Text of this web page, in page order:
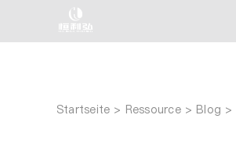
Startseite Ressource Blog